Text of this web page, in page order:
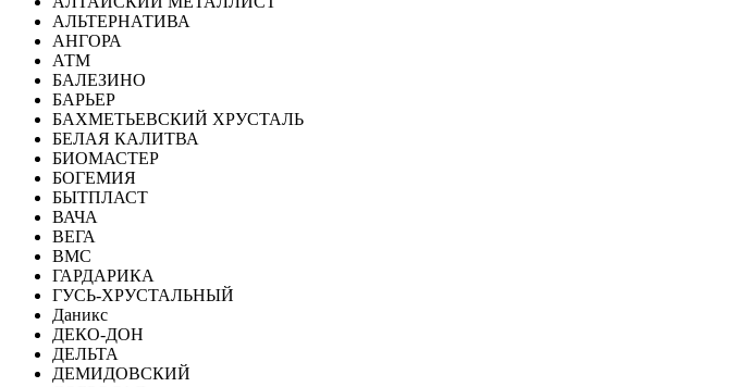
АЛЬТЕРНАТИВА
АНГОРА
АТМ
БАЛЕЗИНО
БАРЬЕР
БАХМЕТЬЕВСКИЙ ХРУСТАЛЬ
БЕЛАЯ КАЛИТВА
БИОМАСТЕР
БОГЕМИЯ
БЫТПЛАСТ
ВАЧА
ВЕГА
ВМС
ГАРДАРИКА
ГУСЬ-ХРУСТАЛЬНЫЙ
Даникс
ДЕКО-ДОН
ДЕЛЬТА
ДЕМИДОВСКИЙ